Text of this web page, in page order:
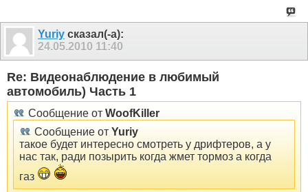
Yuriy сказал(-а):
24.05.2010 11:40
Re: Видеонаблюдение в любимый
автомобиль) Часть 1
Сообщение от WoofKiller
Сообщение от Yuriy
такое будет интересно смотреть у дрифтеров, а у
нас так, ради позырить когда жмет тормоз а когда
газ